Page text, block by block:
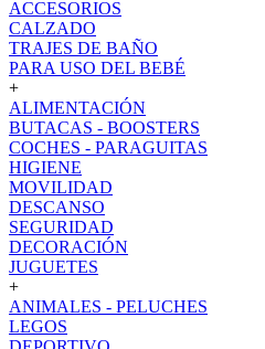
ACCESORIOS
CALZADO
TRAJES DE BAÑO
PARA USO DEL BEBÉ
+
ALIMENTACIÓN
BUTACAS - BOOSTERS
COCHES - PARAGUITAS
HIGIENE
MOVILIDAD
DESCANSO
SEGURIDAD
DECORACIÓN
JUGUETES
+
ANIMALES - PELUCHES
LEGOS